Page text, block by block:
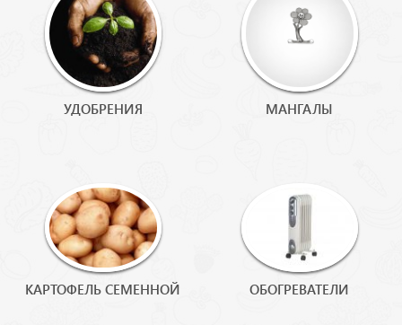
УДОБРЕНИЯ МАНГАЛЫ
КАРТОФЕЛЬ СЕМЕННОЙ ОБОГРЕВАТЕЛИ